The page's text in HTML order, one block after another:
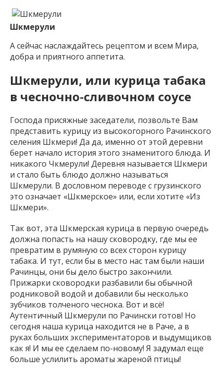
Шкмерули
А сейчас наслаждайтесь рецептом и всем Мира,
добра и приятного аппетита.
Шкмерули, или курица табака
в чесночно-сливочном соусе
Господа присяжные заседатели, позвольте Вам
представить курицу из высокогорного Рачинского
селения Шкмери! Да да, именно от этой деревни
берет начало история этого знаменитого блюда. И
никакого Чкмерули! Деревня называется Шкмери
и стало быть блюдо должно называться
Шкмерули. В дословном переводе с грузинского
это означает «Шкмерское» или, если хотите «Из
Шкмери».
Так вот, эта Шкмерская курица в первую очередь
должна попасть на нашу сковородку, где мы ее
превратим в румяную со всех сторон курицу
табака. И тут, если бы в место нас там были наши
Рачинцы, они бы дело быстро закончили.
Прижарки сковородки разбавили бы обычной
родниковой водой и добавили бы несколько
зубчиков толченого чеснока. Вот и всё!
Аутентичный Шкмерули по Рачински готов! Но
сегодня наша курица находится не в Раче, а в
руках больших экспериментаторов и выдумщиков
как я! И мы ее сделаем по-новому! Я задумал еще
больше услилить ароматы жареной птицы!